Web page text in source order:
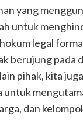
yang
untuk
legal
berujung pada
pihak, kita
dan